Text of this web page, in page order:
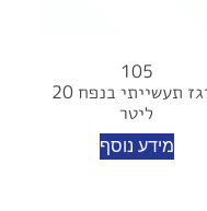
105
ארגז תעשייתי בנפח 20
ליטר
מידע נוסף